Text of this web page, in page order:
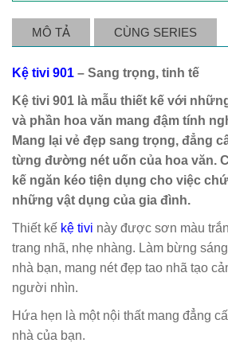
MÔ TẢ CÙNG SERIES
Kệ tivi 901 – Sang trọng, tinh tế
Kệ tivi 901 là mẫu thiết kế với
và phần hoa văn mang đậm tính
Mang lại vẻ đẹp sang trọng, đẳng
từng đường nét uốn của hoa văn.
kế ngăn kéo tiện dụng cho việc
những vật dụng của gia đình.
Thiết kế kệ tivi này được sơn màu
trang nhã, nhẹ nhàng. Làm bừng
nhà bạn, mang nét đẹp tao nhã tạo
người nhìn.
Hứa hẹn là một nội thất mang đẳng
nhà của bạn.